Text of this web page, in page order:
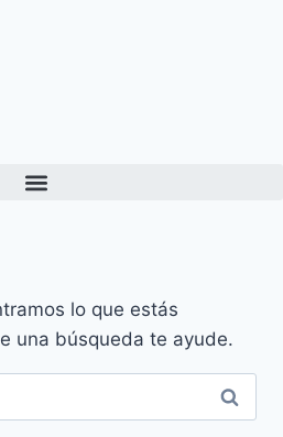
lo que estás
una búsqueda te ayude.